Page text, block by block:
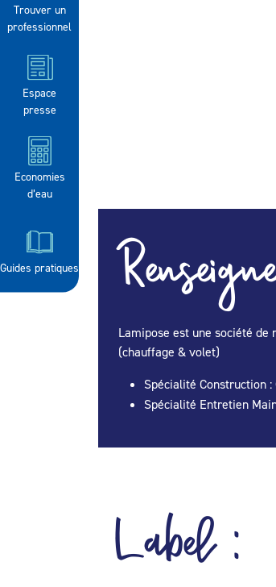
Trouver un
professionnel
Espace
presse
Economies
d’eau
Guides pratiques
Lamipose est une société
(chauffage & volet)
Spécialité Construction :
Spécialité Entretien
Label :